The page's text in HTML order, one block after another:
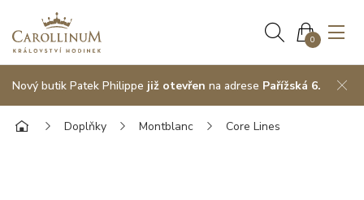
0
Nový butik Patek Philippe již otevřen na adrese Pařížská 6.
Doplňky Montblanc Core Lines